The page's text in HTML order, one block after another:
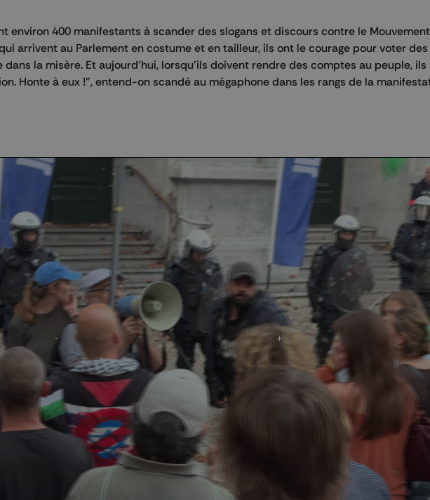
environ 400 manifestants à scander des slogans et discours contre le Mouvement
arrivent au Parlement en costume et en tailleur, ils ont le courage pour voter
la misère. Et aujourd'hui, lorsqu'ils doivent rendre des comptes au peuple,
Honte à eux !", entend-on scandé au mégaphone dans les rangs de la